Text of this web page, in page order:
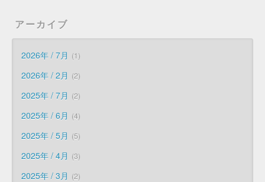
アーカイブ
2026年 / 7月 1
2026年 / 2月 2
2025年 / 7月 2
2025年 / 6月 4
2025年 / 5月 5
2025年 / 4月 3
2025年 / 3月 2